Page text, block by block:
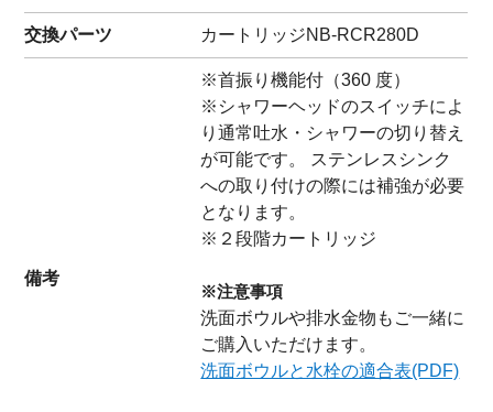
交換パーツ カートリッジNB-RCR280D
備考
※首振り機能付（360 度）
※シャワーヘッドのスイッチによ
り通常吐水・シャワーの切り替え
が可能です。 ステンレスシンク
への取り付けの際には補強が必要
となります。
※２段階カートリッジ
※注意事項
洗面ボウルや排水金物もご一緒に
ご購入いただけます。
洗面ボウルと水栓の適合表(PDF)